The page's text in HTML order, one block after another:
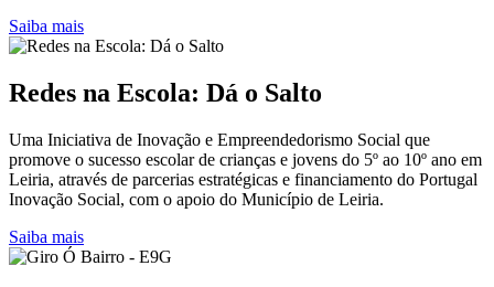
Saiba mais
Redes na Escola: Dá o Salto
Uma Iniciativa de Inovação e Empreendedorismo Social que
promove o sucesso escolar de crianças e jovens do 5º ao 10º ano em
Leiria, através de parcerias estratégicas e financiamento do Portugal
Inovação Social, com o apoio do Município de Leiria.
Saiba mais